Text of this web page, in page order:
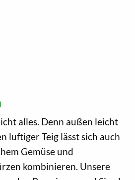
alles. Denn außen leicht
luftiger Teig lässt sich auch
Gemüse und
kombinieren. Unsere